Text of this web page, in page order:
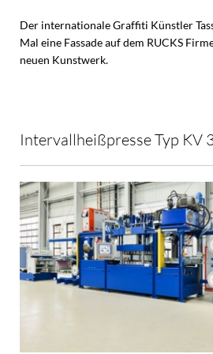
Der internationale Graffiti Künstler
Mal eine Fassade auf dem RUCKS
neuen Kunstwerk.
Intervallheißpresse Typ KV